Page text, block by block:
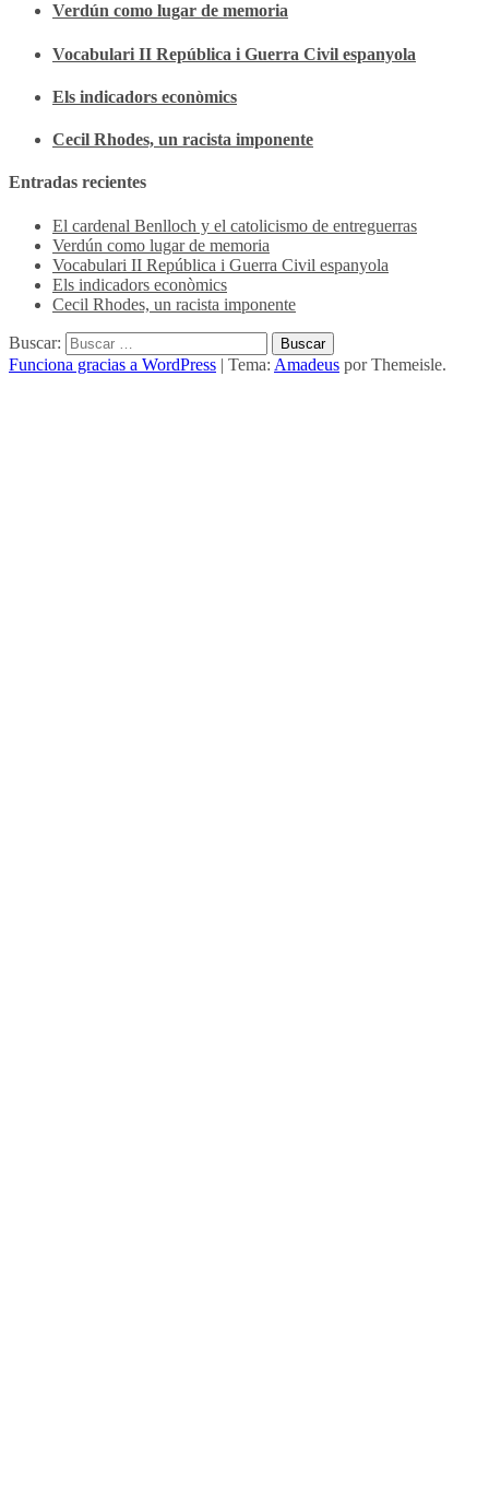
Verdún como lugar de memoria
Vocabulari II República i Guerra Civil espanyola
Els indicadors econòmics
Cecil Rhodes, un racista imponente
Entradas recientes
El cardenal Benlloch y el catolicismo de entreguerras
Verdún como lugar de memoria
Vocabulari II República i Guerra Civil espanyola
Els indicadors econòmics
Cecil Rhodes, un racista imponente
Buscar:
Funciona gracias a WordPress | Tema: Amadeus por Themeisle.